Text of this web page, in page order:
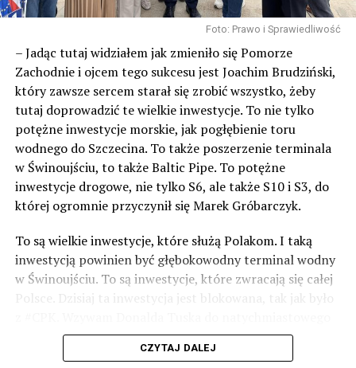
Foto: Prawo i Sprawiedliwość
– Jadąc tutaj widziałem jak zmieniło się Pomorze
Zachodnie i ojcem tego sukcesu jest Joachim Brudziński,
który zawsze sercem starał się zrobić wszystko, żeby
tutaj doprowadzić te wielkie inwestycje. To nie tylko
potężne inwestycje morskie, jak pogłębienie toru
wodnego do Szczecina. To także poszerzenie terminala
w Świnoujściu, to także Baltic Pipe. To potężne
inwestycje drogowe, nie tylko S6, ale także S10 i S3, do
której ogromnie przyczynił się Marek Gróbarczyk.
To są wielkie inwestycje, które służą Polakom. I taką
inwestycją powinien być głębokowodny terminal wodny
w Świnoujściu. To są inwestycje, które zwracają się całej
Polsce. Dzisiaj ta inwestycja jest blokowana, tak jak było
odblokowania CPK.
CZYTAJ DALEJ